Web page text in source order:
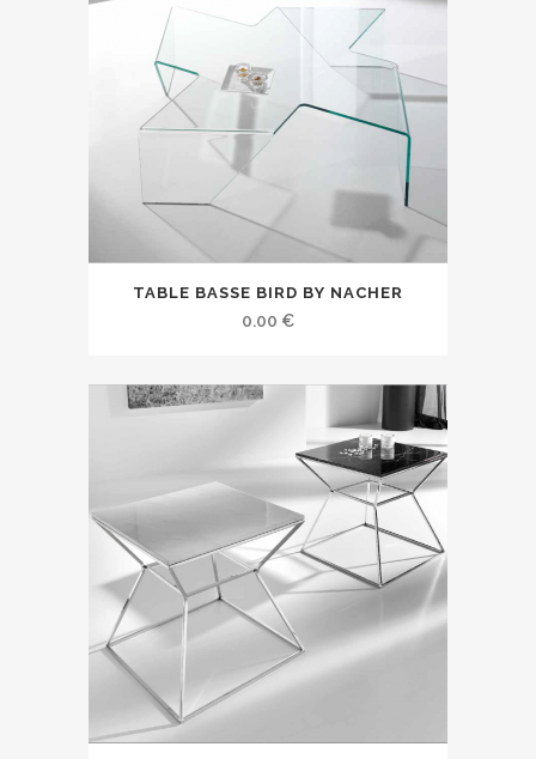
TABLE BASSE BIRD BY NACHER
0.00 €